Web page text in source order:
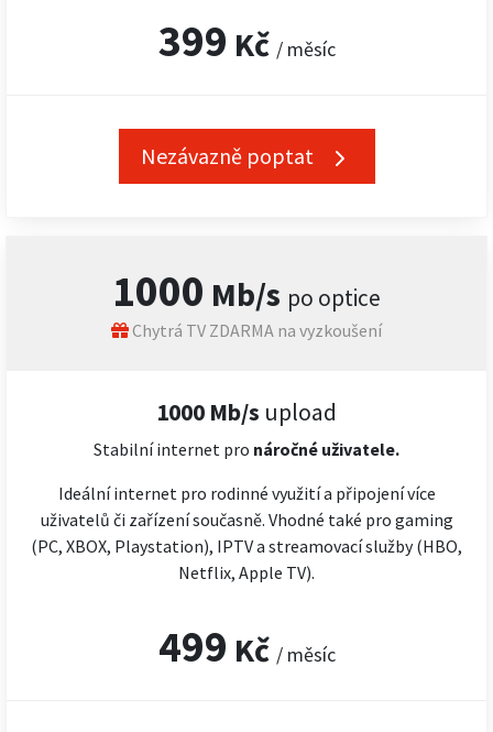
399 Kč / měsíc
Nezávazně poptat
1000 Mb/s po optice
Chytrá TV ZDARMA na vyzkoušení
1000 Mb/s upload
Stabilní internet pro náročné uživatele.
Ideální internet pro rodinné využití a připojení více
uživatelů či zařízení současně. Vhodné také pro gaming
(PC, XBOX, Playstation), IPTV a streamovací služby (HBO,
Netflix, Apple TV).
499 Kč / měsíc